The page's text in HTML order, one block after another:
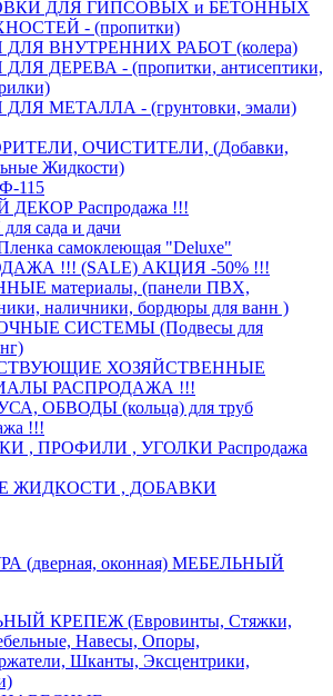
ДЛЯ ГИПСОВЫХ и БЕТОННЫХ
- (пропитки)
ДЛЯ ВНУТРЕННИХ РАБОТ (колера)
ДЕРЕВА - (пропитки, антисептики,
МЕТАЛЛА - (грунтовки, эмали)
ОЧИСТИТЕЛИ, (Добавки,
Жидкости)
115
Распродажа !!!
сада и дачи
самоклеющая "Deluxe"
!!! (SALE) АКЦИЯ -50% !!!
материалы, (панели ПВХ,
наличники, бордюры для ванн )
СИСТЕМЫ (Подвесы для
ХОЗЯЙСТВЕННЫЕ
РАСПРОДАЖА !!!
ОБВОДЫ (кольца) для труб
!!!
, ПРОФИЛИ , УГОЛКИ Распродажа
ЖИДКОСТИ , ДОБАВКИ
(дверная, оконная) МЕБЕЛЬНЫЙ
КРЕПЕЖ (Евровинты, Стяжки,
Навесы, Опоры,
Шканты, Эксцентрики,